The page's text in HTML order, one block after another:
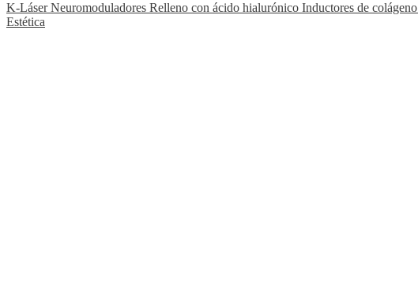
K-LáserNeuromoduladores Relleno con ácido hialurónico Inductores de colágeno
Estética